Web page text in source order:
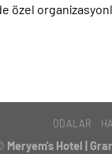
özel
ODALAR
Meryem's Hotel |